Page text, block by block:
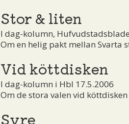
Stor & liten
I dag-kolumn,
Om en helig pakt mellan Svarta
Vid köttdisken
I dag-kolumn i Hbl 17.5.2006
Om de stora valen vid
Syre